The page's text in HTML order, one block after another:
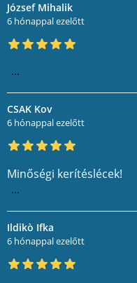
József Mihalik
6 hónappal ezelőtt
...
CSAK Kov
6 hónappal ezelőtt
Minőségi kerítéslécek!
...
Ildikò Ifka
6 hónappal ezelőtt